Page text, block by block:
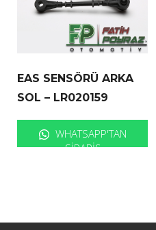
EAS SENSÖRÜ ARKA
SOL – LR020159
WHATSAPP'TAN
SIPARIŞ